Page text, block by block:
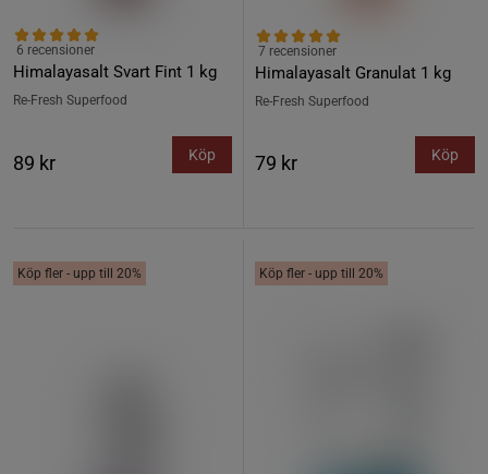
Himalayasalt Svart Fint 1 kg
6 recensioner
Re-Fresh Superfood
89 kr Köp
Himalayasalt Granulat 1 kg
7 recensioner
Re-Fresh Superfood
79 kr Köp
Köp fler - upp till 20% Köp fler - upp till 20%